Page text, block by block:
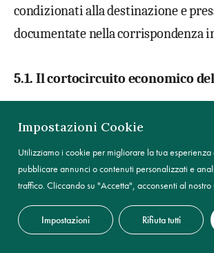
Impostazioni Cookie
Utilizziamo i cookie per migliorare la tua
pubblicare annunci o contenuti personalizzati e
traffico. Cliccando su "Accetta", acconsenti al
Impostazioni Rifiuta tutti
condizionatialla destinazione e
documentate nellacorrispondenza
5.1. Il cortocircuito economico
Lo squilibrio nascedalla coesistenza
diversi di
copertura dei costi di
di distribuzioneinternazionale
aseconda del mercato, un sistema
cui il distributore che
esegue
rimborsatosulla base dei costi